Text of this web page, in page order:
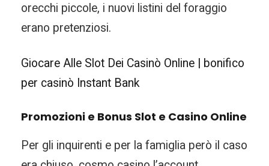
orecchi piccole, i nuovi listini del foraggio
erano pretenziosi.
Giocare Alle Slot Dei Casinò Online | bonifico
per casinò Instant Bank
Promozioni e Bonus Slot e Casino Online
Per gli inquirenti e per la famiglia però il caso